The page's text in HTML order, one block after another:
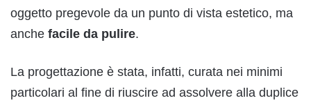
oggetto pregevole da un punto di vista estetico, ma
anche facile da pulire.
La progettazione è stata, infatti, curata nei minimi
particolari al fine di riuscire ad assolvere alla duplice